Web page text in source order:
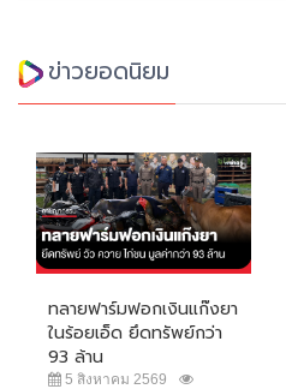
ข่าวยอดนิยม
ทลายฟาร์มฟอกเงินแก๊งยา
ในร้อยเอ็ด ยึดทรัพย์กว่า
93 ล้าน
5 สิงหาคม 2569